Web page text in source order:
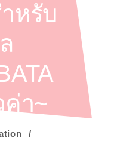
หรับ
า~